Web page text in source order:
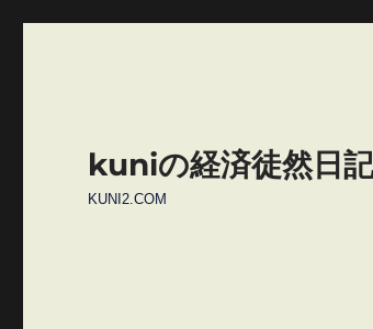
kuniの経済徒然日記
KUNI2.COM